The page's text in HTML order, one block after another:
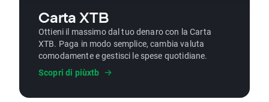
Carta XTB
Ottieni il massimo dal tuo denaro con la Carta
XTB. Paga in modo semplice, cambia valuta
comodamente e gestisci le spese quotidiane.
Scopri di piùxtb